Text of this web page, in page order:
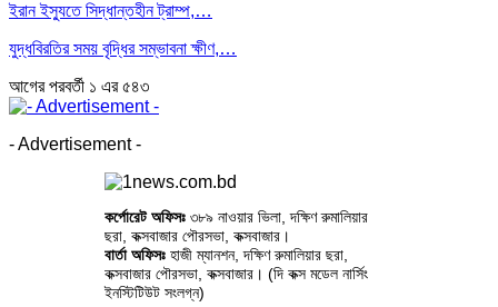
ইরান ইস্যুতে সিদ্ধান্তহীন ট্রাম্প,…
যুদ্ধবিরতির সময় বৃদ্ধির সম্ভাবনা ক্ষীণ,…
আগেরপরবর্তী ১ এর ৫৪৩
- Advertisement -
কর্পোরেট অফিসঃ ৩৮৯ নাওয়ার ভিলা, দক্ষিণ রুমালিয়ার
ছরা, কক্সবাজার পৌরসভা, কক্সবাজার।
বার্তা অফিসঃহাজী ম্যানশন, দক্ষিণ রুমালিয়ার ছরা,
কক্সবাজার পৌরসভা, কক্সবাজার। (দি কক্স মডেল নার্সিং
ইনস্টিটিউট সংলগ্ন)